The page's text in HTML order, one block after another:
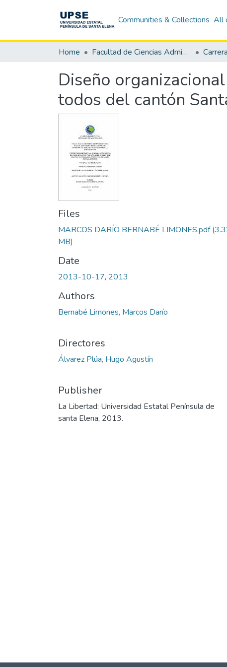
Communities & Collections All
Home Facultad de Ciencias Administrativas
Diseño
todos del cantón
Files
MARCOS DARÍO BERNABÉ LIMONES.pdf
MB)
Date
2013-10-17, 2013
Authors
Bernabé Limones, Marcos Darío
Directores
Álvarez Plúa, Hugo Agustín
Publisher
La Libertad: Universidad Estatal Península de
santa Elena, 2013.